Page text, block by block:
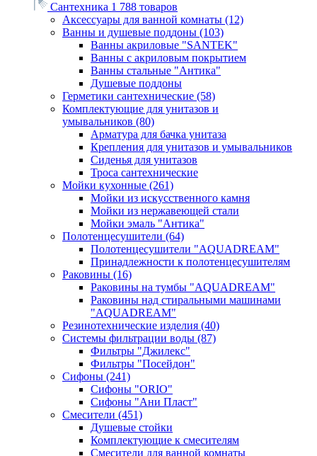
Сантехника 1 788 товаров
Аксессуары для ванной комнаты (12)
Ванны и душевые поддоны (103)
Ванны акриловые "SANTEK"
Ванны с акриловым покрытием
Ванны стальные "Антика"
Душевые поддоны
Герметики сантехнические (58)
Комплектующие для унитазов и
умывальников (80)
Арматура для бачка унитаза
Крепления для унитазов и умывальников
Сиденья для унитазов
Троса сантехнические
Мойки кухонные (261)
Мойки из искусственного камня
Мойки из нержавеющей стали
Мойки эмаль "Антика"
Полотенцесушители (64)
Полотенцесушители "AQUADREAM"
Принадлежности к полотенцесушителям
Раковины (16)
Раковины на тумбы "AQUADREAM"
Раковины над стиральными машинами
"AQUADREAM"
Резинотехнические изделия (40)
Системы фильтрации воды (87)
Фильтры "Джилекс"
Фильтры "Посейдон"
Сифоны (241)
Сифоны "ORIO"
Сифоны "Ани Пласт"
Смесители (451)
Душевые стойки
Комплектующие к смесителям
Смесители для ванной комнаты